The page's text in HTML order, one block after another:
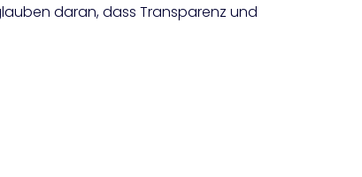
daran, dass Transparenz und